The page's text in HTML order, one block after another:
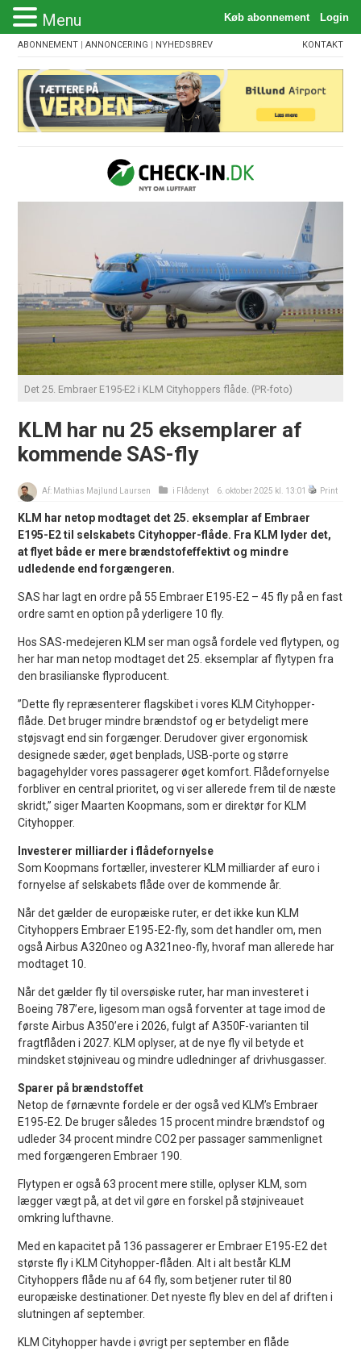
ABONNEMENT |ANNONCERING | NYHEDSBREV KONTAKT
Det 25. Embraer E195-E2 i KLM Cityhoppers flåde. (PR-foto)
KLM har nu 25 eksemplarer af
kommende SAS-fly
Af: Mathias Majlund Laursen i Flådenyt 6. oktober 2025 kl. 13:01 Print
KLM har netop modtaget det 25. eksemplar af Embraer
E195-E2 til selskabets Cityhopper-flåde. Fra KLM lyder det,
at flyet både er mere brændstofeffektivt og mindre
udledende end forgængeren.
SAS har lagt en ordre på 55 Embraer E195-E2 – 45 fly på en fast
ordre samt en option på yderligere 10 fly.
Hos SAS-medejeren KLM ser man også fordele ved flytypen, og
her har man netop modtaget det 25. eksemplar af flytypen fra
den brasilianske flyproducent.
”Dette fly repræsenterer flagskibet i vores KLM Cityhopper-
flåde. Det bruger mindre brændstof og er betydeligt mere
støjsvagt end sin forgænger. Derudover giver ergonomisk
designede sæder, øget benplads, USB-porte og større
bagagehylder vores passagerer øget komfort. Flådefornyelse
forbliver en central prioritet, og vi ser allerede frem til de næste
skridt,” siger Maarten Koopmans, som er direktør for KLM
Cityhopper.
Investerer milliarder i flådefornyelse
Som Koopmans fortæller, investerer KLM milliarder af euro i
fornyelse af selskabets flåde over de kommende år.
Når det gælder de europæiske ruter, er det ikke kun KLM
Cityhoppers Embraer E195-E2-fly, som det handler om, men
også Airbus A320neo og A321neo-fly, hvoraf man allerede har
modtaget 10.
Når det gælder fly til oversøiske ruter, har man investeret i
Boeing 787’ere, ligesom man også forventer at tage imod de
første Airbus A350’ere i 2026, fulgt af A350F-varianten til
fragtflåden i 2027. KLM oplyser, at de nye fly vil betyde et
mindsket støjniveau og mindre udledninger af drivhusgasser.
Sparer på brændstoffet
Netop de førnævnte fordele er der også ved KLM’s Embraer
E195-E2. De bruger således 15 procent mindre brændstof og
udleder 34 procent mindre CO2 per passager sammenlignet
med forgængeren Embraer 190.
Flytypen er også 63 procent mere stille, oplyser KLM, som
lægger vægt på, at det vil gøre en forskel på støjniveauet
omkring lufthavne.
Med en kapacitet på 136 passagerer er Embraer E195-E2 det
største fly i KLM Cityhopper-flåden. Alt i alt består KLM
Cityhoppers flåde nu af 64 fly, som betjener ruter til 80
europæiske destinationer. Det nyeste fly blev en del af driften i
slutningen af september.
KLM Cityhopper havde i øvrigt per september en flåde
Menu